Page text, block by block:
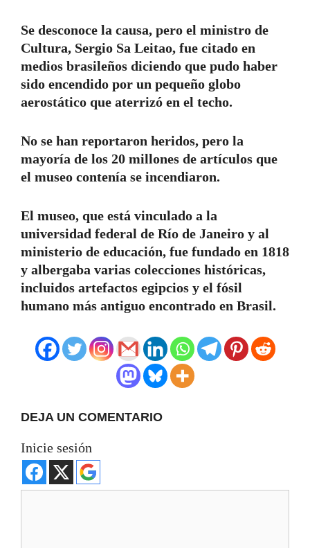
Se desconoce la causa, pero el ministro de
Cultura, Sergio Sa Leitao, fue citado en
medios brasileños diciendo que pudo haber
sido encendido por un pequeño globo
aerostático que aterrizó en el techo.
No se han reportaron heridos, pero la
mayoría de los 20 millones de artículos que
el museo contenía se incendiaron.
El museo, que está vinculado a la
universidad federal de Río de Janeiro y al
ministerio de educación, fue fundado en 1818
y albergaba varias colecciones históricas,
incluidos artefactos egipcios y el fósil
humano más antiguo encontrado en Brasil.
DEJA UN COMENTARIO
Inicie sesión